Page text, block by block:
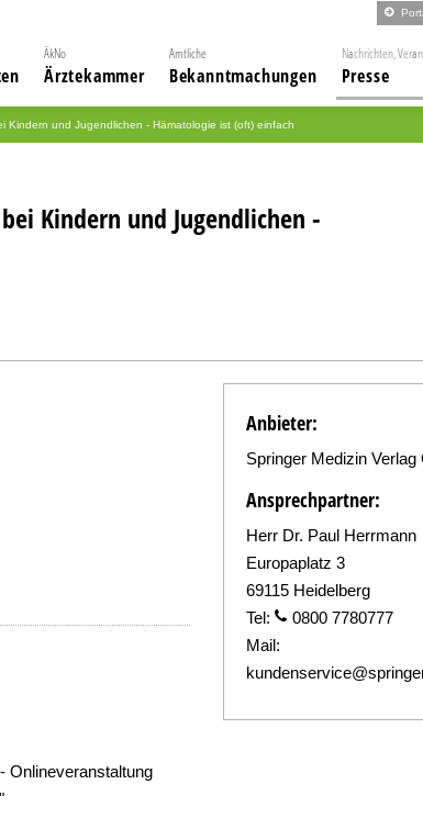
ÄkNo
Ärztekammer
Amtliche
Bekanntmachungen
Nachrichten,
Presse
Kindern und Jugendlichen - Hämatologie ist (oft) einfach
Kindern und Jugendlichen -
Onlineveranstaltung
"
Anbieter:
Springer Medizin Verlag
Ansprechpartner:
Herr Dr. Paul Herrmann
Europaplatz 3
69115 Heidelberg
Tel:
0800 7780777
Mail: